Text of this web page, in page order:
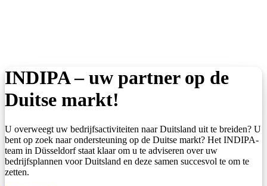
INDIPA – uw partner op de
Duitse markt!
U overweegt uw bedrijfsactiviteiten naar Duitsland uit te breiden? U
bent op zoek naar ondersteuning op de Duitse markt? Het INDIPA-
team in Düsseldorf staat klaar om u te adviseren over uw
bedrijfsplannen voor Duitsland en deze samen succesvol te om te
zetten.